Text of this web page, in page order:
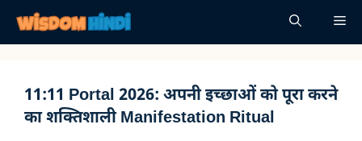
content
11:11 Portal 2026: अपनी इच्छाओं को पूरा करने
का शक्तिशाली Manifestation Ritual